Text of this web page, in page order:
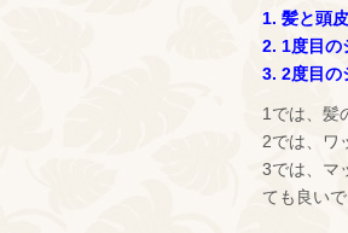
1. 髪と頭
2. 1度目の
3. 2度目の
1では、髪
2では、ワ
3では、マ
ても良いで